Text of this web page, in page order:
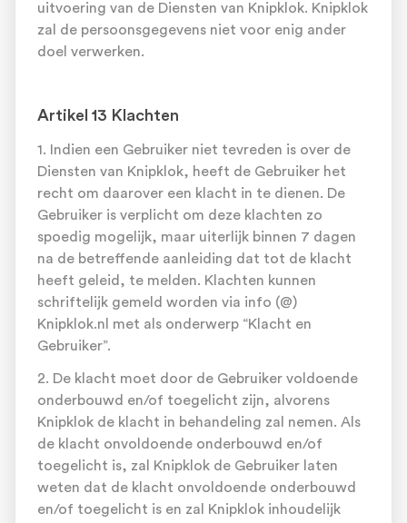
uitvoering van de Diensten van Knipklok. Knipklok
zal de persoonsgegevens niet voor enig ander
doel verwerken.
Artikel 13 Klachten
1. Indien een Gebruiker niet tevreden is over de
Diensten van Knipklok, heeft de Gebruiker het
recht om daarover een klacht in te dienen. De
Gebruiker is verplicht om deze klachten zo
spoedig mogelijk, maar uiterlijk binnen 7 dagen
na de betreffende aanleiding dat tot de klacht
heeft geleid, te melden. Klachten kunnen
schriftelijk gemeld worden via info (@)
Knipklok.nl met als onderwerp “Klacht en
Gebruiker”.
2. De klacht moet door de Gebruiker voldoende
onderbouwd en/of toegelicht zijn, alvorens
Knipklok de klacht in behandeling zal nemen. Als
de klacht onvoldoende onderbouwd en/of
toegelicht is, zal Knipklok de Gebruiker laten
weten dat de klacht onvoldoende onderbouwd
en/of toegelicht is en zal Knipklok inhoudelijk